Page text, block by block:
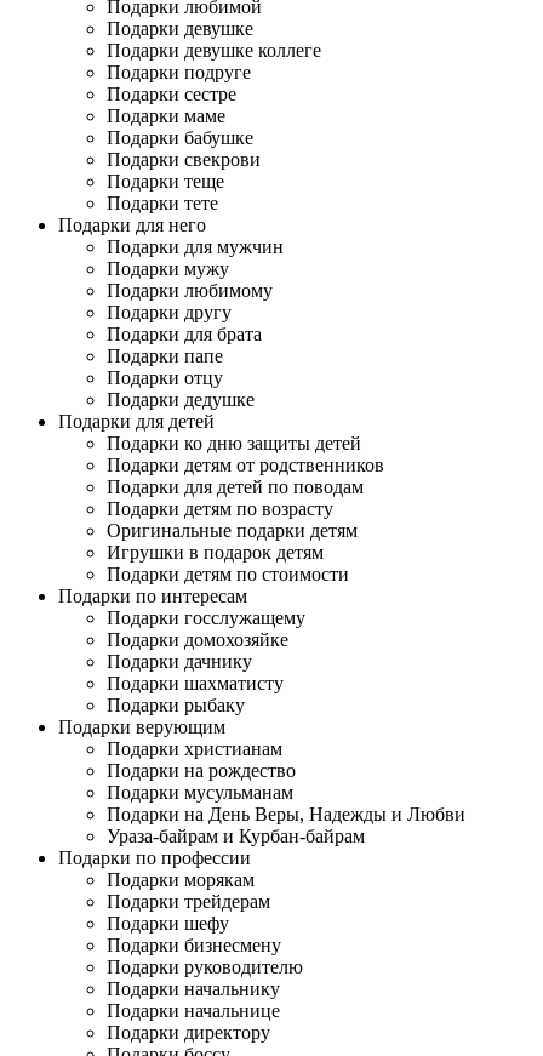
Подарки любимой
Подарки девушке
Подарки девушке коллеге
Подарки подруге
Подарки сестре
Подарки маме
Подарки бабушке
Подарки свекрови
Подарки теще
Подарки тете
Подарки для него
Подарки для мужчин
Подарки мужу
Подарки любимому
Подарки другу
Подарки для брата
Подарки папе
Подарки отцу
Подарки дедушке
Подарки для детей
Подарки ко дню защиты детей
Подарки детям от родственников
Подарки для детей по поводам
Подарки детям по возрасту
Оригинальные подарки детям
Игрушки в подарок детям
Подарки детям по стоимости
Подарки по интересам
Подарки госслужащему
Подарки домохозяйке
Подарки дачнику
Подарки шахматисту
Подарки рыбаку
Подарки верующим
Подарки христианам
Подарки на рождество
Подарки мусульманам
Подарки на День Веры, Надежды и Любви
Ураза-байрам и Курбан-байрам
Подарки по профессии
Подарки морякам
Подарки трейдерам
Подарки шефу
Подарки бизнесмену
Подарки руководителю
Подарки начальнику
Подарки начальнице
Подарки директору